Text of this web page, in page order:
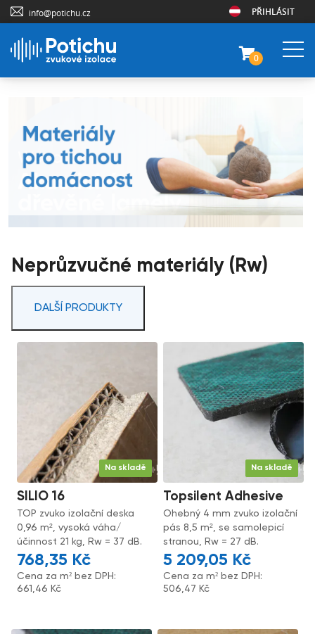
info@potichu.cz PŘIHLÁSIT
0
Neprůzvučné materiály (Rw)
DALŠÍ PRODUKTY
Na skladě
SILIO 16
TOP zvuko izolační deska
0,96 m², vysoká váha/
účinnost 21 kg, Rw = 37 dB.
768,35 Kč
Cena za m² bez DPH:
661,46 Kč
Na skladě
Topsilent Adhesive
Ohebný 4 mm zvuko izolační
pás 8,5 m², se samolepicí
stranou, Rw = 27 dB.
5 209,05 Kč
Cena za m² bez DPH:
506,47 Kč